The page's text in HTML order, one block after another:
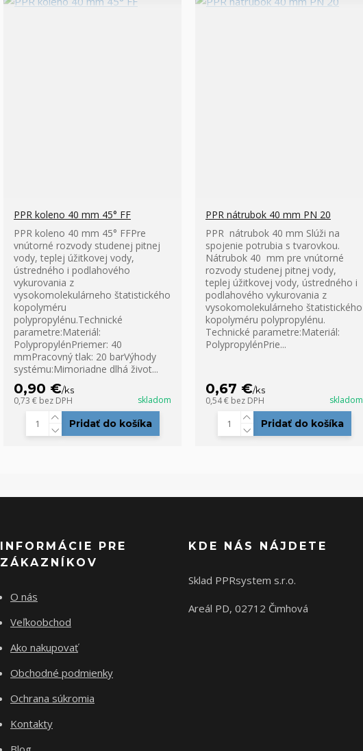
PPR koleno 40 mm 45° FF
PPR koleno 40 mm 45° FFPre
vnútorné rozvody studenej pitnej
vody, teplej úžitkovej vody,
ústredného i podlahového
vykurovania z
vysokomolekulárneho štatistického
kopolyméru
polypropylénu.Technické
parametre:Materiál:
PolypropylénPriemer: 40
mmPracovný tlak: 20 barVýhody
systému:Mimoriadne dlhá život...
0,90 €/ks
0,73 € bez DPH skladom
Pridať do košíka
PPR nátrubok 40 mm PN 20
PPR nátrubok 40 mm Slúži na
spojenie potrubia s tvarovkou.
Nátrubok 40 mm pre vnútorné
rozvody studenej pitnej vody,
teplej úžitkovej vody, ústredného i
podlahového vykurovania z
vysokomolekulárneho štatistického
kopolyméru polypropylénu.
Technické parametre:Materiál:
PolypropylénPrie...
0,67 €/ks
0,54 € bez DPH skladom
Pridať do košíka
INFORMÁCIE PRE
ZÁKAZNÍKOV
O nás
Veľkoobchod
Ako nakupovať
Obchodné podmienky
Ochrana súkromia
Kontakty
KDE NÁS NÁJDETE
Sklad PPRsystem s.r.o.
Areál PD, 02712 Čimhová